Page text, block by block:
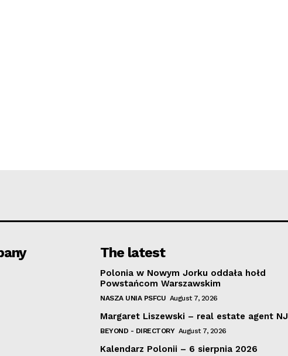
The latest
Polonia w Nowym Jorku oddała hołd
Powstańcom Warszawskim
NASZA UNIA PSFCU August 7, 2026
Margaret Liszewski – real estate agent NJ
BEYOND - DIRECTORY August 7, 2026
Kalendarz Polonii – 6 sierpnia 2026